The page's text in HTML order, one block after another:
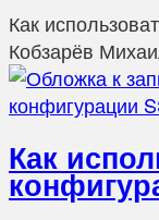
Как
Кобзарёв
Как